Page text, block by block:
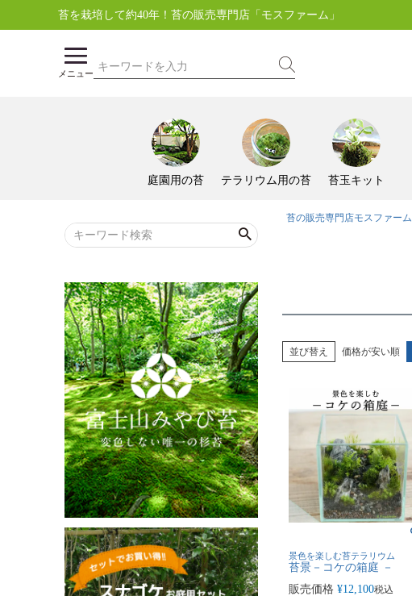
苔を栽培して約40年！苔の販売専門店「モスファーム」
メニュー
庭園用の苔 テラリウム用の苔 苔玉キット
苔の販売専門店モスファーム
並び替え 価格が安い順
景色を楽しむ苔テラリウム
苔景－コケの箱庭 －
販売価格 ¥12,100税込